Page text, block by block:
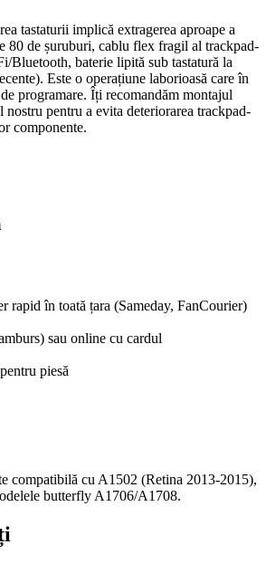
tastaturii implică extragerea aproape a
80 de șuruburi, cablu flex fragil al trackpad-
Bluetooth, baterie lipită sub tastatură la
Este o operațiune laborioasă care în
programare. Îți recomandăm montajul
pentru a evita deteriorarea trackpad-
componente.
rapid în toată țara (Sameday, FanCourier)
sau online cu cardul
piesă
compatibilă cu A1502 (Retina 2013-2015),
butterfly A1706/A1708.